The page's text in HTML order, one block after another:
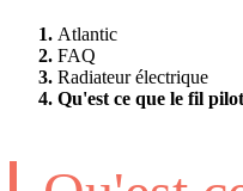
Atlantic
FAQ
Radiateur électrique
Qu'est ce que le fil